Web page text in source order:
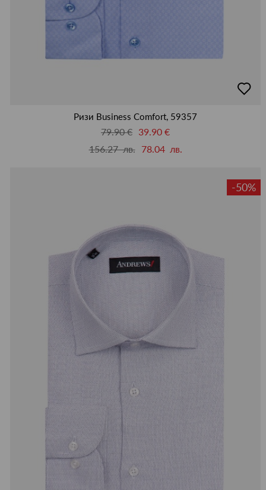
в
Ризи Business Comfort, 59357
79.90 € 39.90 €
156.27 лв.
78.04 лв.
-50%